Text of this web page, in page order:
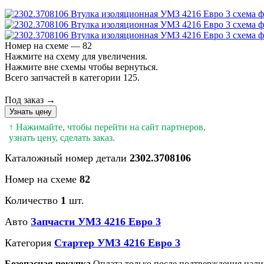
Номер на схеме — 82
Нажмите на схему для увеличения.
Нажмите вне схемы чтобы вернуться.
Всего запчастей в категории 125.
Под заказ →
Узнать цену
↑ Нажимайте, чтобы перейти на сайт партнеров,
узнать цену, сделать заказ.
Каталожный номер детали 2302.3708106
Номер на схеме 82
Количество 1 шт.
Авто Запчасти УМЗ 4216 Евро 3
Категория Стартер УМЗ 4216 Евро 3